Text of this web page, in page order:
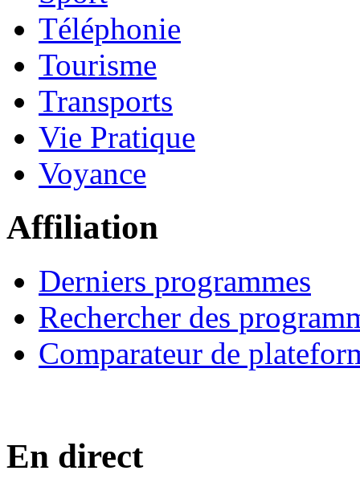
Téléphonie
Tourisme
Transports
Vie Pratique
Voyance
Affiliation
Derniers programmes
Rechercher des
Comparateur de
En direct